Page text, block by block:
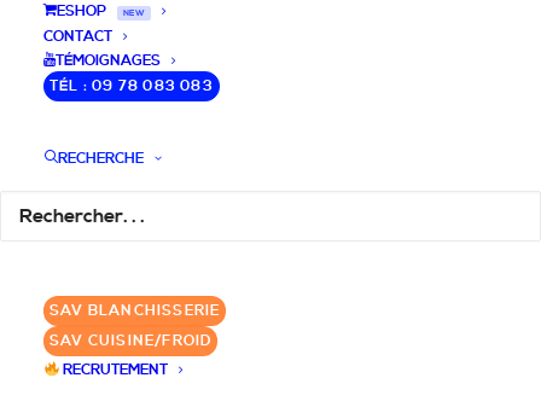
ESHOP NEW
CONTACT
TÉMOIGNAGES
TÉL : 09 78 083 083
RECHERCHE
SAV BLANCHISSERIE
SAV CUISINE/FROID
RECRUTEMENT
DEVIS / CONSEILS /
QUESTIONS
votre projet de blanchisserie intégrée!
✆ 09 78 083 083